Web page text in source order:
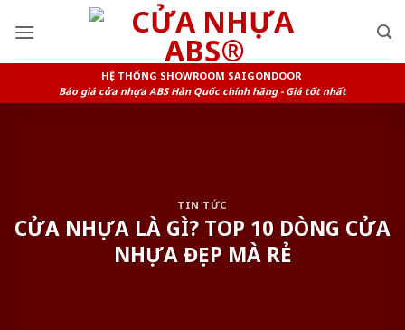
HỆ THỐNG SHOWROOM SAIGONDOOR
Báo giá cửa nhựa ABS Hàn Quốc chính hãng - Giá tốt nhất
TIN TỨC
CỬA NHỰA LÀ GÌ? TOP 10 DÒNG CỬA
NHỰA ĐẸP MÀ RẺ